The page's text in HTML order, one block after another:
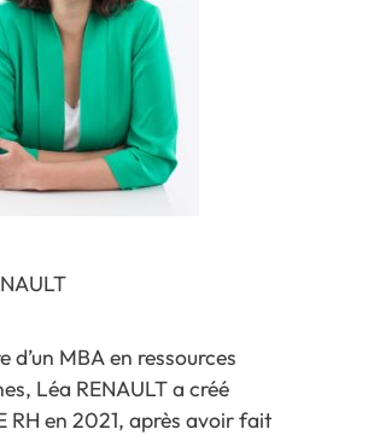
d’un MBA en ressources
Léa RENAULT a créé
RH en 2021, après avoir fait